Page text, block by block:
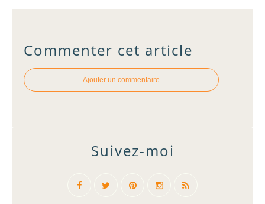
Commenter cet article
Ajouter un commentaire
Suivez-moi